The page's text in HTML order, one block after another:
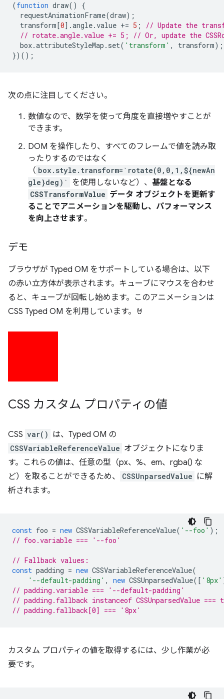
(function draw()
{
requestAnimationFrame(draw);
transform[0].angle.value += 5 ;
// Update the
// rotate.angle.value += 5; // Or, update the
box.attributeStyleMap . set( 'transform' , transform);
})();
次の点に注目してください。
数値なので、数学を使って角度を直接増やすことが
できます。
DOM を操作したり、すべてのフレームで値を読み取
ったりするのではなく
（ box.style.transform=`rotate(0,0,1,${newAn
gle}deg)`
を使用しないなど）、 基盤となる
CSSTransformValue データ オブジェクトを更新す
ることでアニメーションを駆動し、パフォーマンス
を向上させます。
デモ
ブラウザが Typed OM をサポートしている場合は、以下
の赤い立方体が表示されます。キューブにマウスを合わせ
ると、キューブが回転し始めます。このアニメーションは
CSS Typed OM を利用しています。🤘
CSS カスタム プロパティの値
CSS var() は、Typed OM の
CSSVariableReferenceValue オブジェクトになりま
す。これらの値は、任意の型（px、%、em、rgba() な
ど）を取ることができるため、
CSSUnparsedValue に解
析されます。
const foo = new CSSVariableReferenceValue( '--foo' );
// foo.variable === '--foo'
// Fallback values:
const padding = new CSSVariableReferenceValue(
'--default-padding' , new CSSUnparsedValue([ '8px'
// padding.variable === '--default-padding'
// padding.fallback instanceof CSSUnparsedValue ===
// padding.fallback[0] === '8px'
カスタム プロパティの値を取得するには、少し作業が必
要です。